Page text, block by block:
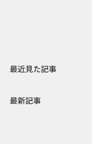
最近見た記事
最新記事